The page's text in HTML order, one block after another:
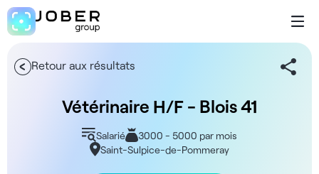
Retour aux résultats
Vétérinaire H/F - Blois 41
Salarié
3000 - 5000 par mois
Saint-Sulpice-de-Pommeray